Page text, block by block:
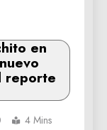
en
reporte
4 Mins